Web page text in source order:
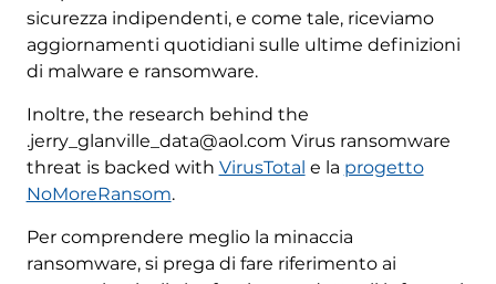
sicurezza indipendenti, e come tale, riceviamo
aggiornamenti quotidiani sulle ultime definizioni
di malware e ransomware.
Inoltre, the research behind the
.jerry_glanville_data@aol.com Virus ransomware
threat is backed with VirusTotal e la progetto
NoMoreRansom.
Per comprendere meglio la minaccia
ransomware, si prega di fare riferimento ai